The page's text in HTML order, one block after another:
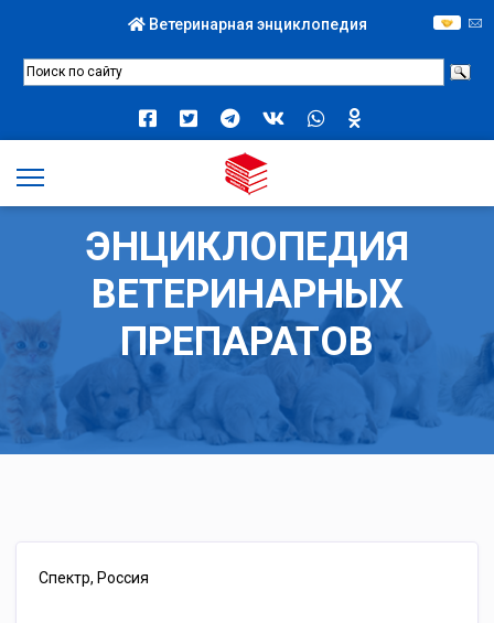
Ветеринарная энциклопедия
ЭНЦИКЛОПЕДИЯ
ВЕТЕРИНАРНЫХ
ПРЕПАРАТОВ
Спектр, Россия